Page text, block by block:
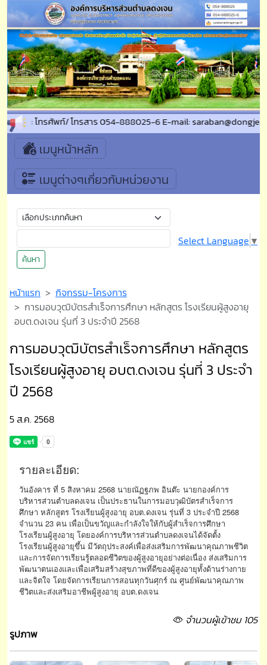
โทรศัพท์/ โทรสาร 054-888025-6 E-mail:
เมนูหน้าหลัก
เมนูต่างๆเกี่ยวกับหน่วยงาน
ค้นหา
Select Language ▼
หน้าแรก
กิจกรรม-โครงการ
การมอบวุฒิบัตรสำเร็จการศึกษา หลักสูตร โรงเรียนผู้สูงอายุ
อบต.ดงเจน รุ่นที่ 3 ประจำปี 2568
การมอบวุฒิบัตรสำเร็จการศึกษา หลักสูตร
โรงเรียนผู้สูงอายุ อบต.ดงเจน รุ่นที่ 3 ประจำ
ปี 2568
5 ส.ค. 2568
รายละเอียด:
วันอังคาร ที่ 5 สิงหาคม 2568 นายณัฏฐภพ อินต๊ะ นายกองค์การ
บริหารส่วนตำบลดงเจน เป็นประธานในการมอบวุฒิบัตรสำเร็จการ
ศึกษา หลักสูตร โรงเรียนผู้สูงอายุ อบต.ดงเจน รุ่นที่ 3 ประจำปี 2568
จำนวน 23 คน เพื่อเป็นขวัญและกำลังใจให้กับผู้สำเร็จการศึกษา
โรงเรียนผู้สูงอายุ โดยองค์การบริหารส่วนตำบลดงเจนได้จัดตั้ง
โรงเรียนผู้สูงอายุขึ้น มีวัตถุประสงค์เพื่อส่งเสริมการพัฒนาคุณภาพชีวิต
และการจัดการเรียนรู้ตลอดชีวิตของผู้สูงอายุอย่างต่อเนื่อง ส่งเสริมการ
พัฒนาตนเองและเพื่อเสริมสร้างสุขภาพที่ดีของผู้สูงอายุทั้งด้านร่างกาย
และจิตใจ โดยจัดการเรียนการสอนทุกวันศุกร์ ณ ศูนย์พัฒนาคุณภาพ
ชีวิตและส่งเสริมอาชีพผู้สูงอายุ อบต.ดงเจน
จำนวนผู้เข้าชม 105
รูปภาพ